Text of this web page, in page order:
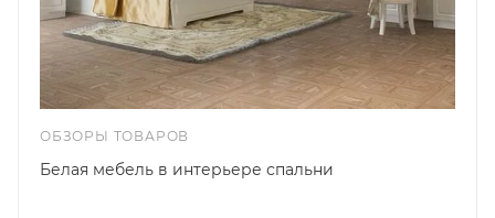
ОБЗОРЫ ТОВАРОВ
Белая мебель в интерьере спальни